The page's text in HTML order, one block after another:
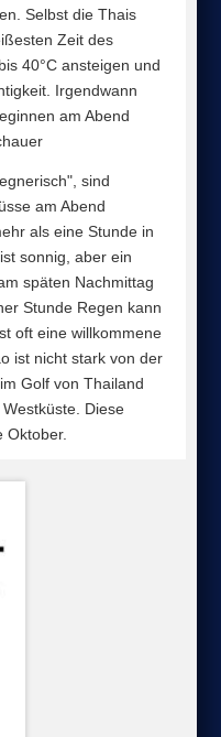
Selbst die Thais
Zeit des
40°C ansteigen und
Irgendwann
am Abend
sind
am Abend
als eine Stunde in
sonnig, aber ein
späten Nachmittag
Stunde Regen kann
oft eine willkommene
ist nicht stark von der
Golf von Thailand
Diese
Oktober.